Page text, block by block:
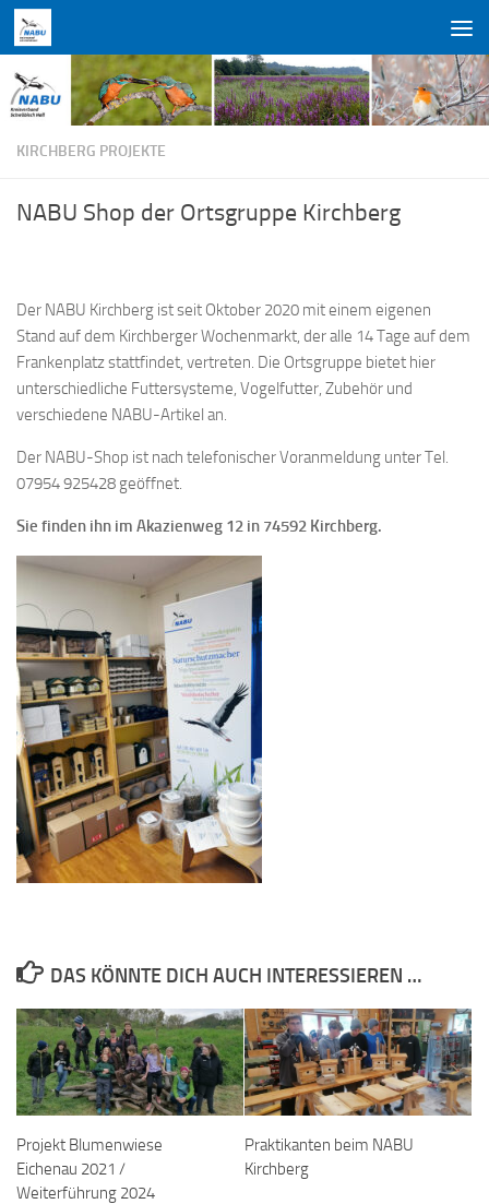
Zum Inhalt springen
KIRCHBERG PROJEKTE
NABU Shop der Ortsgruppe Kirchberg
Der NABU Kirchberg ist seit Oktober 2020 mit einem eigenen
Stand auf dem Kirchberger Wochenmarkt, der alle 14 Tage auf dem
Frankenplatz stattfindet, vertreten. Die Ortsgruppe bietet hier
unterschiedliche Futtersysteme, Vogelfutter, Zubehör und
verschiedene NABU-Artikel an.
Der NABU-Shop ist nach telefonischer Voranmeldung unter Tel.
07954 925428 geöffnet.
Sie finden ihn im Akazienweg 12 in 74592 Kirchberg.
DAS KÖNNTE DICH AUCH INTERESSIEREN …
Projekt Blumenwiese
Eichenau 2021 /
Weiterführung 2024
Praktikanten beim NABU
Kirchberg